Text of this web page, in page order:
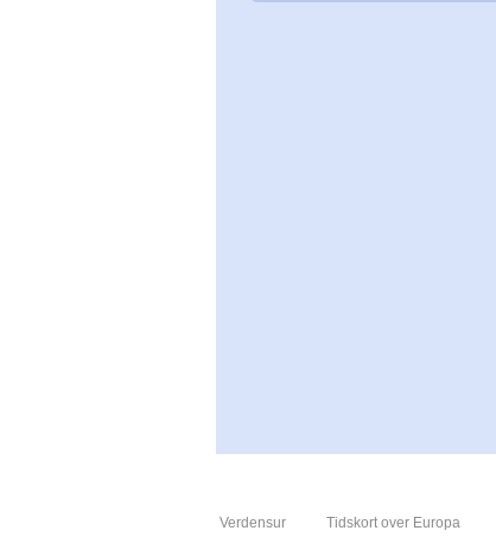
Verdensur Tidskort over Europa